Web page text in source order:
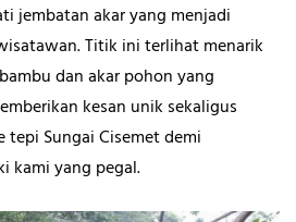
jembatan akar yang menjadi
Titik ini terlihat menarik
dan akar pohon yang
kesan unik sekaligus
tepi Sungai Cisemet demi
kami yang pegal.